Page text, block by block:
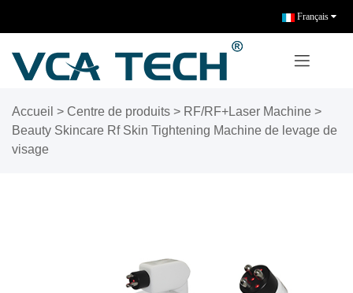
Français
Accueil > Centre de produits > RF/RF+Laser Machine >
Beauty Skincare Rf Skin Tightening Machine de levage de
visage